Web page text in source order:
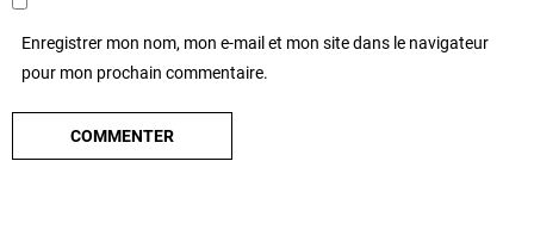
Enregistrer mon nom, mon e-mail et mon site dans le navigateur
pour mon prochain commentaire.